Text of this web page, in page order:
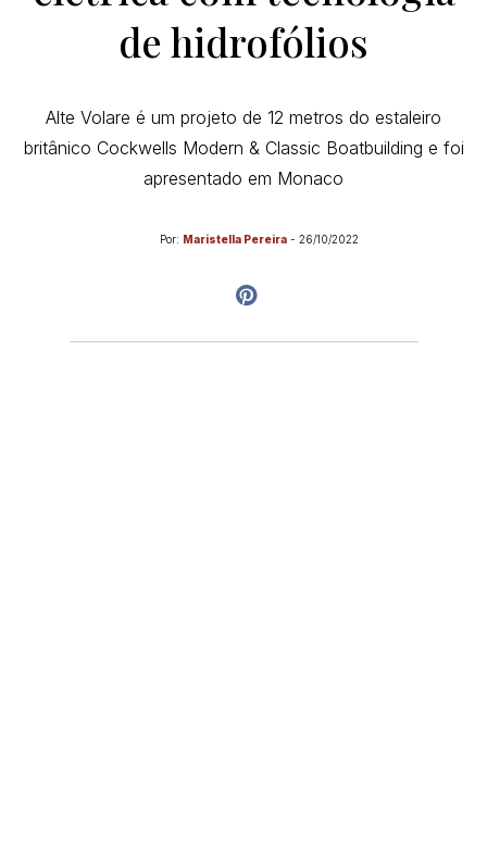
de hidrofólios
Alte Volare é um projeto de 12 metros do estaleiro
britânico Cockwells Modern & Classic Boatbuilding e foi
apresentado em Monaco
Por: Maristella Pereira - 26/10/2022